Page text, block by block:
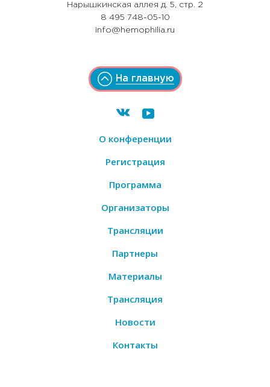
Нарышкинская аллея д. 5, стр. 2
8 495 748-05-10
info@hemophilia.ru
О конференции
Регистрация
Программа
Организаторы
Трансляции
Партнеры
Материалы
Трансляция
Новости
Контакты
На главную